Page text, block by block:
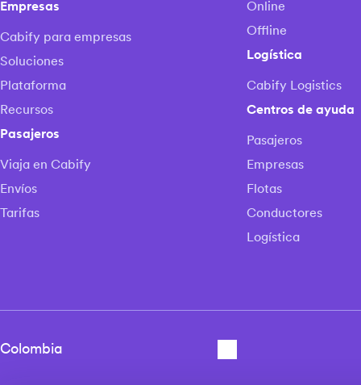
Empresas
Cabify para empresas
Soluciones
Plataforma
Recursos
Pasajeros
Viaja en Cabify
Envíos
Tarifas
Online
Offline
Logística
Cabify Logistics
Centros de ayuda
Pasajeros
Empresas
Flotas
Conductores
Logística